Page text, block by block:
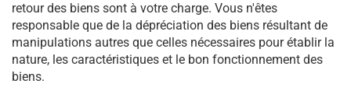
retour des biens sont à votre charge. Vous n'êtes
responsable que de la dépréciation des biens résultant de
manipulations autres que celles nécessaires pour établir la
nature, les caractéristiques et le bon fonctionnement des
biens.